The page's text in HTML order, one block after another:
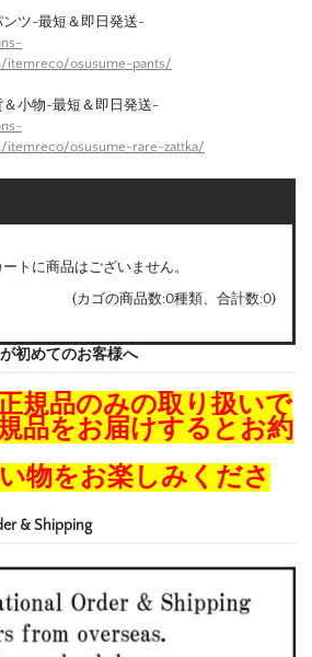
ツ-最短＆即日発送-
osusume-pants/
小物-最短＆即日発送-
osusume-rare-zattka/
トに商品はございません。
(カゴの商品数:0種類、合計数:0)
初めてのお客様へ
規品のみの取り扱いで
品をお届けするとお約
物をお楽しみくださ
& Shipping